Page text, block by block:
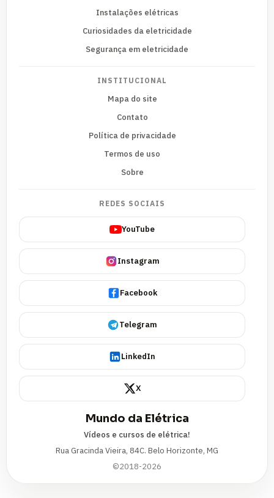
Instalações elétricas
Curiosidades da eletricidade
Segurança em eletricidade
INSTITUCIONAL
Mapa do site
Contato
Política de privacidade
Termos de uso
Sobre
REDES SOCIAIS
YouTube
Instagram
Facebook
Telegram
LinkedIn
X
Mundo da Elétrica
Vídeos e cursos de elétrica!
Rua Gracinda Vieira, 84C. Belo Horizonte, MG
©2018-2026